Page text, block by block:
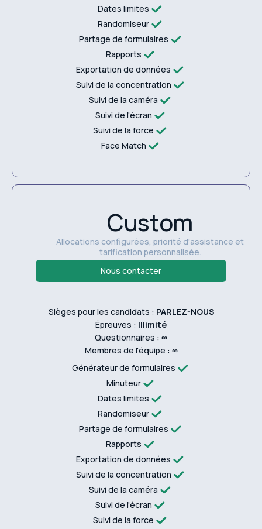
Dates limites
Randomiseur
Partage de formulaires
Rapports
Exportation de données
Suivi de la concentration
Suivi de la caméra
Suivi de l'écran
Suivi de la force
Face Match
Custom
Allocations configurées, priorité d'assistance et
tarification personnalisée.
Nous contacter
Sièges pour les candidats : PARLEZ-NOUS
Épreuves : Illimité
Questionnaires : ∞
Membres de l'équipe : ∞
Générateur de formulaires
Minuteur
Dates limites
Randomiseur
Partage de formulaires
Rapports
Exportation de données
Suivi de la concentration
Suivi de la caméra
Suivi de l'écran
Suivi de la force